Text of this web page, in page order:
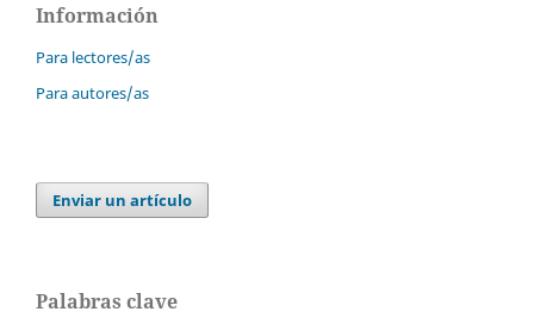
Información
Para lectores/as
Para autores/as
Enviar un artículo
Palabras clave